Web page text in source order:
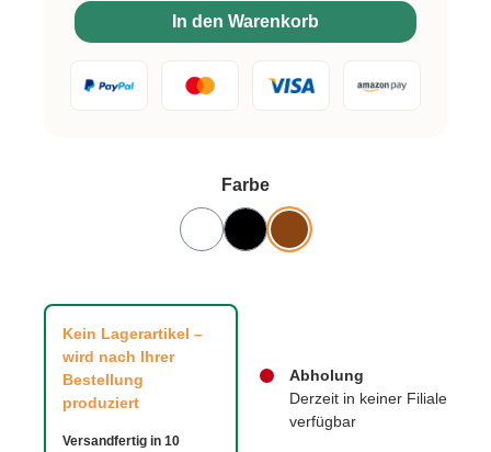
Kein Lagerartikel –
wird nach Ihrer
Bestellung
produziert
Versandfertig in 10
Abholung
Derzeit in keiner Filiale
verfügbar
Farbeauswählen
In den Warenkorb